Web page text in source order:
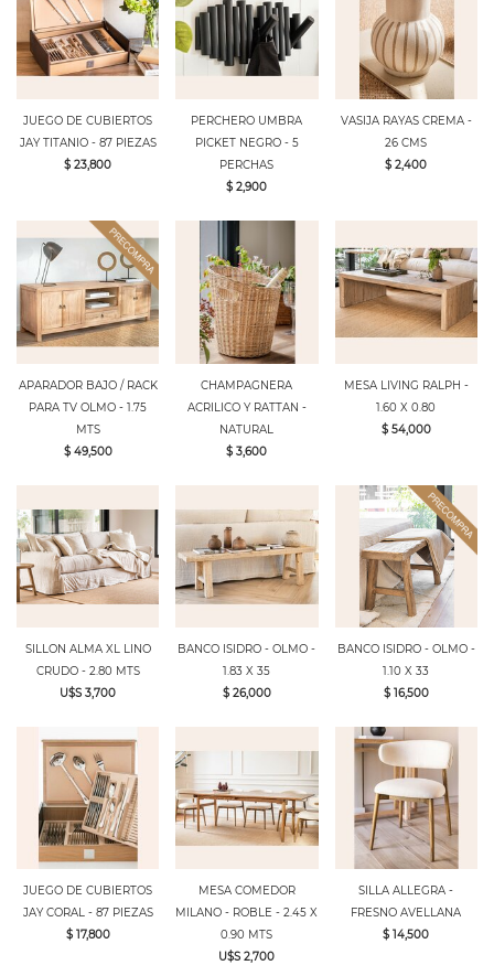
JUEGO DE CUBIERTOS
JAY TITANIO - 87 PIEZAS
$ 23,800
PERCHERO UMBRA
PICKET NEGRO - 5
PERCHAS
$ 2,900
VASIJA RAYAS CREMA -
26 CMS
$ 2,400
APARADOR BAJO / RACK
PARA TV OLMO - 1.75
MTS
$ 49,500
CHAMPAGNERA
ACRILICO Y RATTAN -
NATURAL
$ 3,600
MESA LIVING RALPH -
1.60 X 0.80
$ 54,000
SILLON ALMA XL LINO
CRUDO - 2.80 MTS
U$S 3,700
BANCO ISIDRO - OLMO -
1.83 X 35
$ 26,000
BANCO ISIDRO - OLMO -
1.10 X 33
$ 16,500
JUEGO DE CUBIERTOS
JAY CORAL - 87 PIEZAS
$ 17,800
MESA COMEDOR
MILANO - ROBLE - 2.45 X
0.90 MTS
U$S 2,700
SILLA ALLEGRA -
FRESNO AVELLANA
$ 14,500